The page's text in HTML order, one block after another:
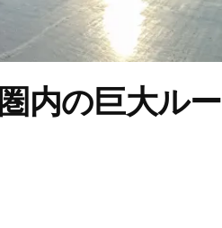
内の巨大ルー